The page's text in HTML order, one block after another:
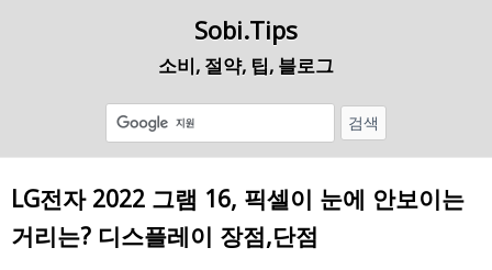
Sobi.Tips
소비, 절약, 팁, 블로그
LG전자 2022 그램 16, 픽셀이 눈에 안보이는
거리는? 디스플레이 장점,단점